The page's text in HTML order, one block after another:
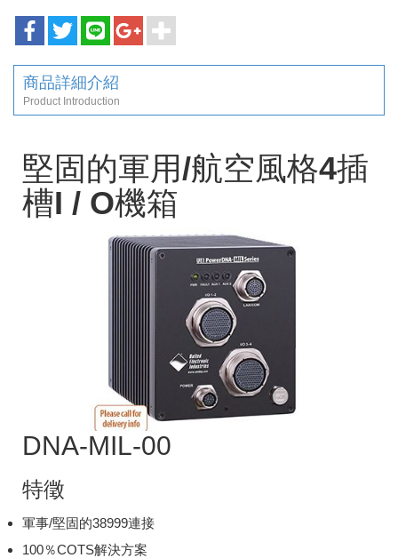
商品詳細介紹
Product Introduction
堅固的軍用/航空風格4插
槽I / O機箱
DNA-MIL-00
特徵
軍事/堅固的38999連接
100％COTS解決方案